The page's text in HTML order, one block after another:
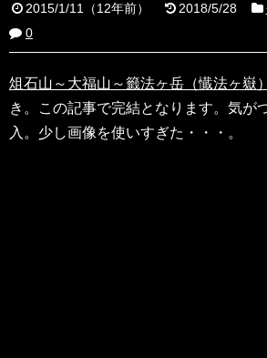
2015/1/11 （12年前） 2018/5/28
0
俎石山～大福山～籤法ヶ岳（懴法ヶ嶽
き。この記事で完結となります。気が
入。少し画像を使いすぎた・・・。